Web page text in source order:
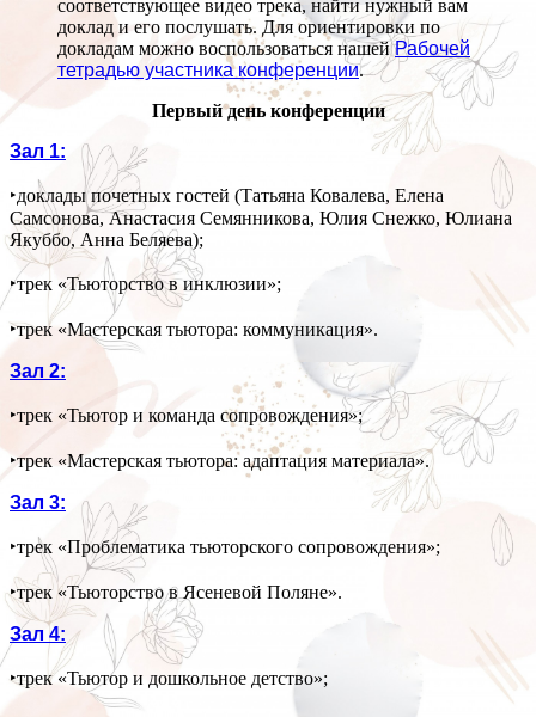
соответствующее видео трека, найти нужный вам
доклад и его послушать. Для ориентировки по
докладам можно воспользоваться нашейРабочей
тетрадью участника конференции.
Первый день конференции
Зал 1:
‣доклады почетных гостей (Татьяна Ковалева, Елена
Самсонова, Анастасия Семянникова, Юлия Снежко, Юлиана
Якуббо, Анна Беляева);
‣трек «Тьюторство в инклюзии»;
‣трек «Мастерская тьютора: коммуникация».
Зал 2:
‣трек «Тьютор и команда сопровождения»;
‣трек «Мастерская тьютора: адаптация материала».
Зал 3:
‣трек «Проблематика тьюторского сопровождения»;
‣трек «Тьюторство в Ясеневой Поляне».
Зал 4:
‣трек «Тьютор и дошкольное детство»;